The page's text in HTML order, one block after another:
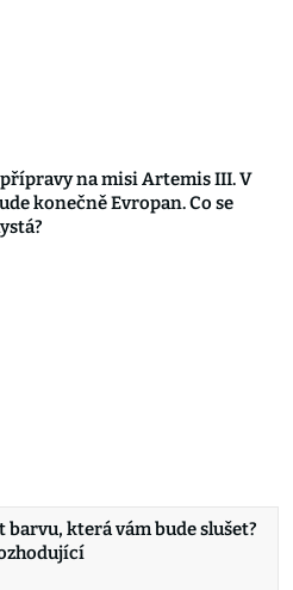
na misi Artemis III. V
konečně Evropan. Co se
barvu, která vám bude slušet?